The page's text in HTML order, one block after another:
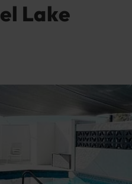
Lake